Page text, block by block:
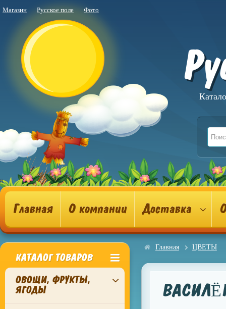
Магазин Русское поле Фото
6
Главная О компании Доставка
КАТАЛОГ ТОВАРОВ
ОВОЩИ, ФРУКТЫ,
ЯГОДЫ
Главная ЦВЕТЫ